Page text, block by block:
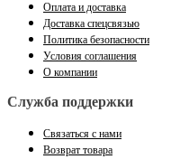
Оплата и доставка
Доставка спецсвязью
Политика безопасности
Условия соглашения
О компании
Служба поддержки
Связаться с нами
Возврат товара